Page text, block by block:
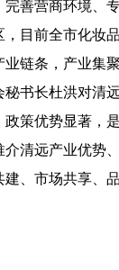
善营商环境、
目前全市化妆
链条，产业集
书长杜洪对清
策优势显著，
清远产业优势
、市场共享、